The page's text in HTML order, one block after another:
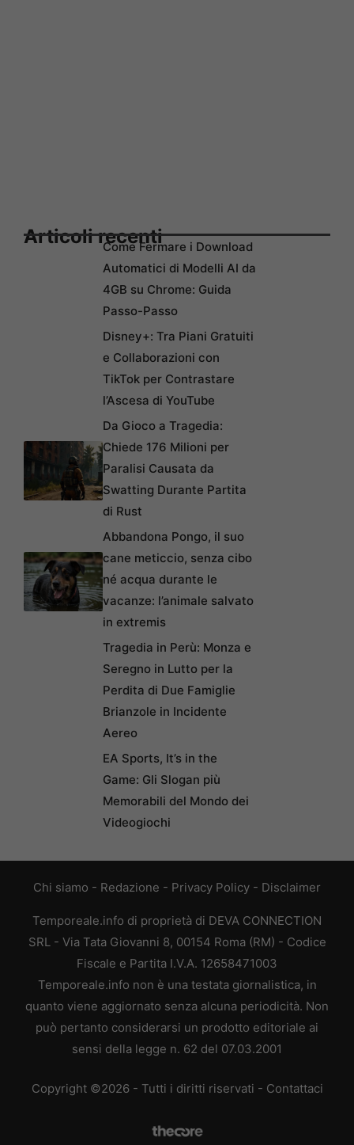
Articoli recentiCome Fermare i Download
Automatici di Modelli AI da
4GB su Chrome: Guida
Passo-Passo
Disney+: Tra Piani Gratuiti
e Collaborazioni con
TikTok per Contrastare
l’Ascesa di YouTube
Da Gioco a Tragedia:
Chiede 176 Milioni per
Paralisi Causata da
Swatting Durante Partita
di Rust
Abbandona Pongo, il suo
cane meticcio, senza cibo
né acqua durante le
vacanze: l’animale salvato
in extremis
Tragedia in Perù: Monza e
Seregno in Lutto per la
Perdita di Due Famiglie
Brianzole in Incidente
Aereo
EA Sports, It’s in the
Game: Gli Slogan più
Memorabili del Mondo dei
Videogiochi
Chi siamo - Redazione - Privacy Policy - Disclaimer
Temporeale.info di proprietà di DEVA CONNECTION
SRL - Via Tata Giovanni 8, 00154 Roma (RM) - Codice
Fiscale e Partita I.V.A. 12658471003
Temporeale.info non è una testata giornalistica, in
quanto viene aggiornato senza alcuna periodicità. Non
può pertanto considerarsi un prodotto editoriale ai
sensi della legge n. 62 del 07.03.2001
Copyright ©2026 - Tutti i diritti riservati - Contattaci